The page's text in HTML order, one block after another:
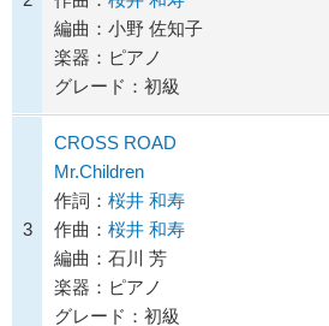
編曲：小野 佐知子
楽器：ピアノ
グレード：初級
3
CROSS ROAD
Mr.Children
作詞： 桜井 和寿
作曲： 桜井 和寿
編曲：石川 芳
楽器：ピアノ
グレード：初級